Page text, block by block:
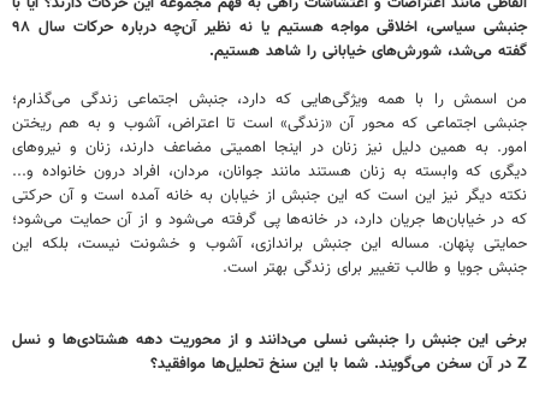
جنبشی سیاسی، اخلاقی مواجه هستیم یا نه نظیر آن‌چه درباره حرکات سال ۹۸
گفته می‌شد، شورش‌های خیابانی را شاهد هستیم.
من اسمش را با همه ویژگی‌هایی که دارد، جنبش اجتماعی زندگی می‌گذارم؛
جنبشی اجتماعی که محور آن «زندگی» است تا اعتراض، آشوب و به هم ریختن
امور. به همین دلیل نیز زنان در اینجا اهمیتی مضاعف دارند، زنان و نیروهای
دیگری که وابسته به زنان هستند مانند جوانان، مردان، افراد درون خانواده و...
نکته دیگر نیز این است که این جنبش از خیابان به خانه آمده است و آن حرکتی
که در خیابان‌ها جریان دارد، در خانه‌ها پی گرفته می‌شود و از آن حمایت می‌شود؛
حمایتی پنهان. مساله این جنبش براندازی، آشوب و خشونت نیست، بلکه این
جنبش جویا و طالب تغییر برای زندگی بهتر است.
برخی این جنبش را جنبشی نسلی می‌دانند و از محوریت دهه هشتادی‌ها و نسل
Z در آن سخن می‌گویند. شما با این سنخ تحلیل‌ها موافقید؟